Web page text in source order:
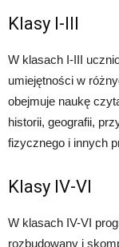
Klasy I-III
W klasach I-III
umiejętności w
obejmuje naukę
historii, geografii,
fizycznego i innych
Klasy IV-VI
W klasach IV-VI
rozbudowany i